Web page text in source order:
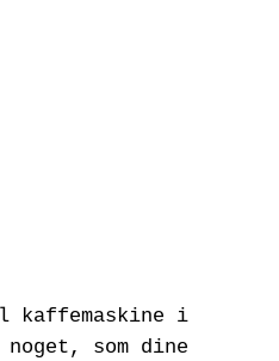
kaffemaskine i
som dine